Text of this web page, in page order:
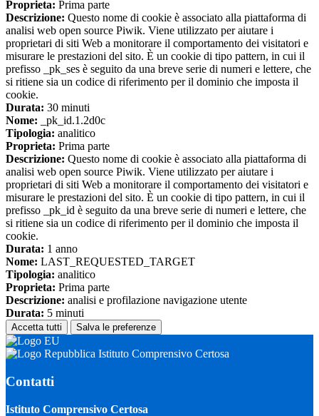
Proprieta: Prima parte
Descrizione: Questo nome di cookie è associato alla piattaforma di
analisi web open source Piwik. Viene utilizzato per aiutare i
proprietari di siti Web a monitorare il comportamento dei visitatori e
misurare le prestazioni del sito. È un cookie di tipo pattern, in cui il
prefisso _pk_ses è seguito da una breve serie di numeri e lettere, che
si ritiene sia un codice di riferimento per il dominio che imposta il
cookie.
Durata: 30 minuti
Nome: _pk_id.1.2d0c
Tipologia: analitico
Proprieta: Prima parte
Descrizione: Questo nome di cookie è associato alla piattaforma di
analisi web open source Piwik. Viene utilizzato per aiutare i
proprietari di siti Web a monitorare il comportamento dei visitatori e
misurare le prestazioni del sito. È un cookie di tipo pattern, in cui il
prefisso _pk_id è seguito da una breve serie di numeri e lettere, che
si ritiene sia un codice di riferimento per il dominio che imposta il
cookie.
Durata: 1 anno
Nome: LAST_REQUESTED_TARGET
Tipologia: analitico
Proprieta: Prima parte
Descrizione: analisi e profilazione navigazione utente
Durata: 5 minuti
Accetta tutti Salva le preferenze
Istituto Comprensivo Certosa
Contatti
Istituto Comprensivo Certosa